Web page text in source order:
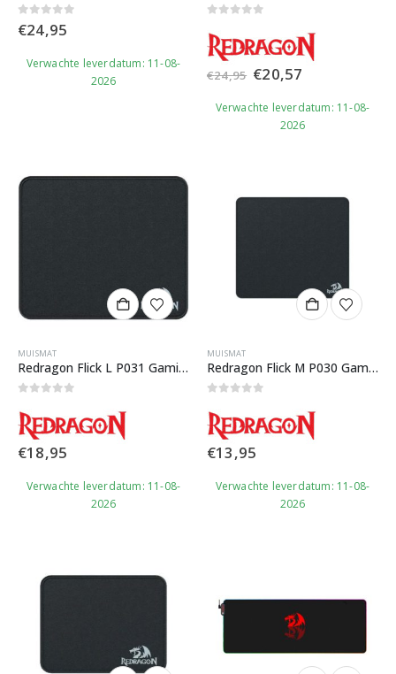
0out of 5
€24,95
Verwachte leverdatum: 11-08-
2026
€24,95 Oorspronkelijke
prijs
was:
€24,95.
€20,57
is:
€20,57.
Verwachte leverdatum: 11-08-
2026
MUISMAT
Redragon Flick L P031 Gaming Muismat
€18,95
Verwachte leverdatum: 11-08-
2026
MUISMAT
Redragon Flick M P030 Gaming Muismat
€13,95
Verwachte leverdatum: 11-08-
2026